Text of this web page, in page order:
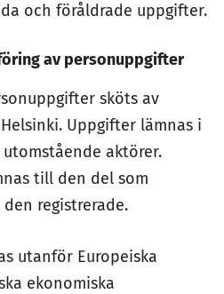
och föråldrade uppgifter.
av personuppgifter
sköts av
Uppgifter lämnas i
aktörer.
till den del som
registrerade.
utanför Europeiska
ekonomiska